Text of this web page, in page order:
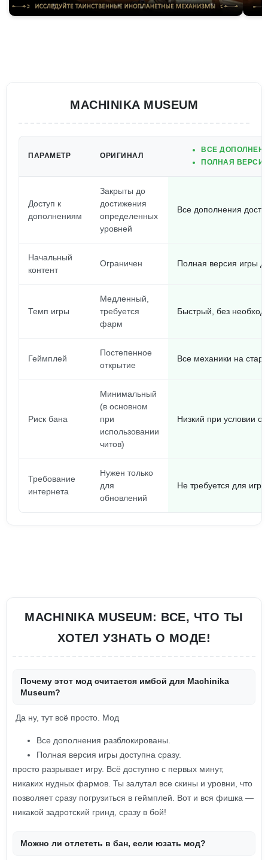
MACHINIKA MUSEUM
ПАРАМЕТР ОРИГИНАЛ
ВСЕ
ПОЛНАЯ
Доступ к
дополнениям
Закрыты до
достижения
определенных
уровней
Все дополнения
Начальный
контент
Ограничен Полная версия игры
Темп игры
Медленный,
требуется
фарм
Быстрый, без
Геймплей
Постепенное
открытие
Все механики на
Риск бана
Минимальный
(в основном
при
использовании
читов)
Низкий при условии
Требование
интернета
Нужен только
для
обновлений
Не требуется для
MACHINIKA MUSEUM: ВСЕ, ЧТО ТЫ
ХОТЕЛ УЗНАТЬ О МОДЕ!
Почему этот мод считается имбой для Machinika
Museum?
Да ну, тут всё просто. Мод
Все дополнения разблокированы.
Полная версия игры доступна сразу.
просто разрывает игру. Всё доступно с первых минут,
никаких нудных фармов. Ты залутал все скины и уровни, что
позволяет сразу погрузиться в геймплей. Вот и вся фишка —
никакой задротский гринд, сразу в бой!
Можно ли отлететь в бан, если юзать мод?